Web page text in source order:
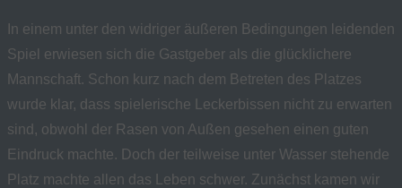
In einem unter den widriger äußeren Bedingungen leidenden
Spiel erwiesen sich die Gastgeber als die glücklichere
Mannschaft. Schon kurz nach dem Betreten des Platzes
wurde klar, dass spielerische Leckerbissen nicht zu erwarten
sind, obwohl der Rasen von Außen gesehen einen guten
Eindruck machte. Doch der teilweise unter Wasser stehende
Platz machte allen das Leben schwer. Zunächst kamen wir